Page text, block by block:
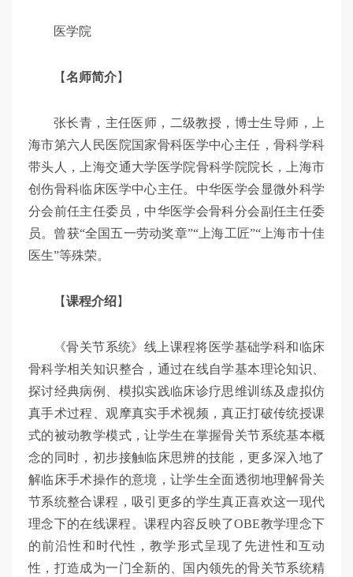
医学院
【名师简介】
张长青，主任医师，二级教授，博士生导师，上
海市第六人民医院国家骨科医学中心主任，骨科学科
带头人，上海交通大学医学院骨科学院院长，上海市
创伤骨科临床医学中心主任。中华医学会显微外科学
分会前任主任委员，中华医学会骨科分会副任主任委
员。曾获“全国五一劳动奖章”“上海工匠”“上海市十佳
医生”等殊荣。
【课程介绍】
《骨关节系统》线上课程将医学基础学科和临床
骨科学相关知识整合，通过在线自学基本理论知识、
探讨经典病例、模拟实践临床诊疗思维训练及虚拟仿
真手术过程、观摩真实手术视频，真正打破传统授课
式的被动教学模式，让学生在掌握骨关节系统基本概
念的同时，初步接触临床思辨的技能，更多深入地了
解临床手术操作的意境，让学生全面透彻地理解骨关
节系统整合课程，吸引更多的学生真正喜欢这一现代
理念下的在线课程。课程内容反映了OBE教学理念下
的前沿性和时代性，教学形式呈现了先进性和互动
性，打造成为一门全新的、国内领先的骨关节系统精